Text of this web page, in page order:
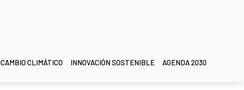
CAMBIO CLIMÁTICO INNOVACIÓN SOSTENIBLE AGENDA 2030